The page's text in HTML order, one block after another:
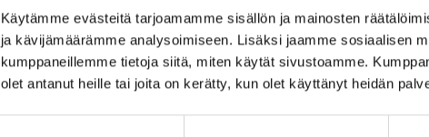
Käytämme evästeitä tarjoamamme sisällön ja mainosten
ja kävijämäärämme analysoimiseen. Lisäksi jaamme sosiaalisen
kumppaneillemme tietoja siitä, miten käytät sivustoamme.
olet antanut heille tai joita on kerätty, kun olet käyttänyt heidän